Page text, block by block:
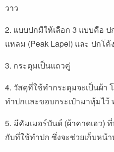
วาว
2. แบบปกมีให้เลือก 3 แบบคือ ป
แหลม (Peak Lapel) และ ปกโ
3. กระดุมเป็นแถวคู่
4. วัสดุที่ใช้ทำกระดุมจะเป็นผ้า
ทำปกและขอบกระเป๋ามาหุ้มไ
5. มีคัมเมอร์บันด์ (ผ้าคาดเอว)
กับที่ใช้ทำปก ซึ่งจะช่วยเก็บหน้